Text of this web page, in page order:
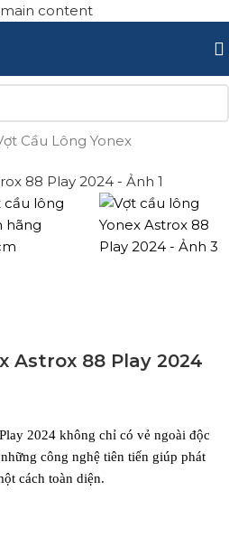
content
Cầu Lông Yonex
Astrox 88 Play 2024
2024 không chỉ có vẻ ngoài độc
công nghệ tiên tiến giúp phát
cách toàn diện.